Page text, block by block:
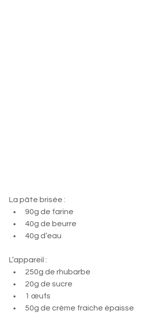
La pâte brisée :
90g de farine
40g de beurre
40g d’eau
L’appareil :
250g de rhubarbe
20g de sucre
1 œufs
50g de crème fraiche épaisse